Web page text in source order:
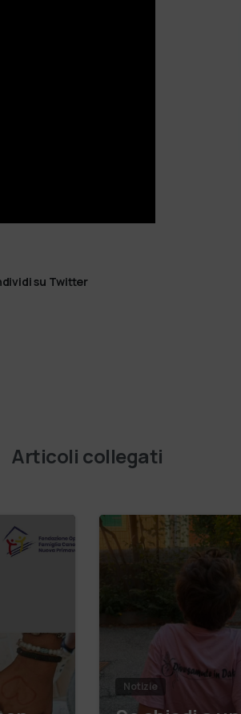
su Twitter
Articoli collegati
Notizie